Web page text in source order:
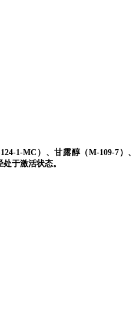
1-MC）、甘露醇（M-109-7）、
于激活状态。